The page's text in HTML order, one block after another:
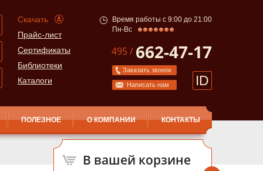
Скачать
Прайс-лист
Сертификаты
Библиотеки
Каталоги
Время работы с 9:00 до 21:00
Пн-Вс
495 / 662-47-17
Заказать звонок
Написать нам ID
ПОЛЕЗНОЕ О КОМПАНИИ КОНТАКТЫ
В вашей корзине